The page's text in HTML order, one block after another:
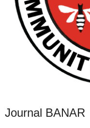
Journal BANAR